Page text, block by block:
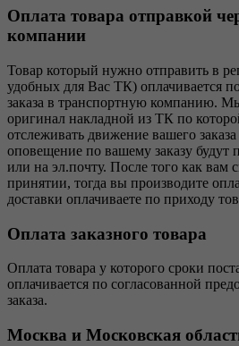
Оплата товара отправкой
компании
Товар который нужно отправить в
удобных для Вас ТК) оплачивается
заказа в транспортную компанию.
оригинал накладной из ТК по
отслеживать движение вашего
оповещение по вашему заказу будут
или на эл.почту. После того как вам
принятии, тогда вы производите
доставки оплачиваете по приходу
Оплата заказного товара
Оплата товара у которого сроки
оплачивается по согласованной
заказа.
Москва и Московская